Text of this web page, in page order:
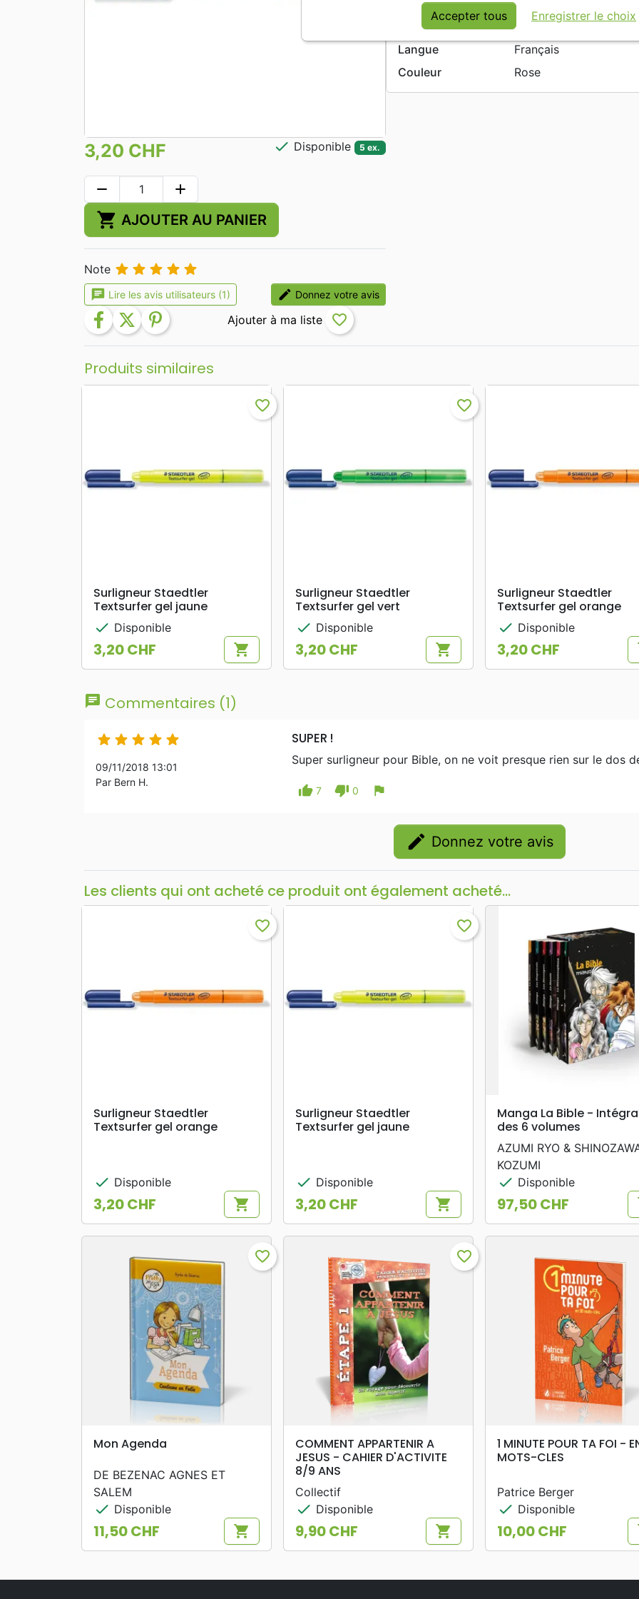
Date de parution
En stock
5 ex.
Langue
Français
Couleur
Rose
3,20 CHF check Disponible 5 ex.
remove add
shopping_cart AJOUTER AU PANIER
Note     
chat Lire les avis utilisateurs (1) edit Donnez votre avis
facebook twitter pinterest favorite_border
Produits similaires
search APERÇU RAPIDE
favorite_border
Surligneur Staedtler
Textsurfer gel jaune
check Disponible
Prix
3,20 CHF shopping_cart
search APERÇU RAPIDE
favorite_border
Surligneur Staedtler
Textsurfer gel vert
check Disponible
Prix
3,20 CHF shopping_cart
search APERÇU RAPIDE
Surligneur Staedtler
Textsurfer gel orange
check Disponible
Prix
3,20 CHF
chat Commentaires (1)
    
09/11/2018 13:01
Par Bern H.
SUPER !
Super surligneur pour Bible, on ne voit presque rien sur le dos
thumb_up 7 thumb_down 0 flag
edit Donnez votre avis
Les clients qui ont acheté ce produit ont également acheté...
search APERÇU RAPIDE
favorite_border
Surligneur Staedtler
Textsurfer gel orange
check Disponible
Prix
3,20 CHF shopping_cart
search APERÇU RAPIDE
favorite_border
Surligneur Staedtler
Textsurfer gel jaune
check Disponible
Prix
3,20 CHF shopping_cart
searchAPERÇU RAPIDE
Manga La Bible -
des 6 volumes
AZUMI RYO &
KOZUMI
check Disponible
Prix
97,50 CHF
search APERÇU RAPIDE
favorite_border
Mon Agenda
DE BEZENAC AGNES ET
SALEM
check Disponible
Prix
11,50 CHF shopping_cart
searchAPERÇU RAPIDE
favorite_border
COMMENT APPARTENIR A
JESUS - CAHIER D'ACTIVITE
8/9 ANS
Collectif
check Disponible
Prix
9,90 CHF shopping_cart
searchAPERÇU RAPIDE
1 MINUTE POUR TA FOI -
MOTS-CLES
Patrice Berger
check Disponible
Prix
10,00 CHF
Accepter tous Enregistrer le choix